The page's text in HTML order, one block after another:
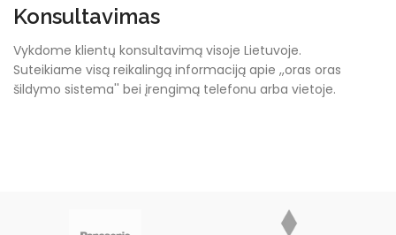
Konsultavimas
Vykdome klientų konsultavimą visoje Lietuvoje.
Suteikiame visą reikalingą informaciją apie ,,oras oras
šildymo sistema'' bei įrengimą telefonu arba vietoje.